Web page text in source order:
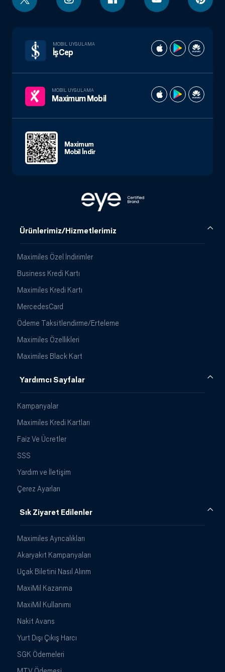
Ürünlerimiz/Hizmetlerimiz
Maximiles Özel İndirimler
Business Kredi Kartı
Maximiles Kredi Kartı
MercedesCard
Ödeme Taksitlendirme/Erteleme
Maximiles Özellikleri
Maximiles Black Kart
Yardımcı Sayfalar
Kampanyalar
Maximiles Kredi Kartları
Faiz Ve Ücretler
SSS
Yardım ve İletişim
Çerez Ayarları
Sık Ziyaret Edilenler
Maximiles Ayrıcalıkları
Akaryakıt Kampanyaları
Uçak Biletini Nasıl Alırım
MaxiMil Kazanma
MaxiMil Kullanımı
Nakit Avans
Yurt Dışı Çıkış Harcı
SGK Ödemeleri
MOBIL UYGULAMA
İşCep
MOBIL UYGULAMA
Maximum Mobil
Maximum
Mobil İndir